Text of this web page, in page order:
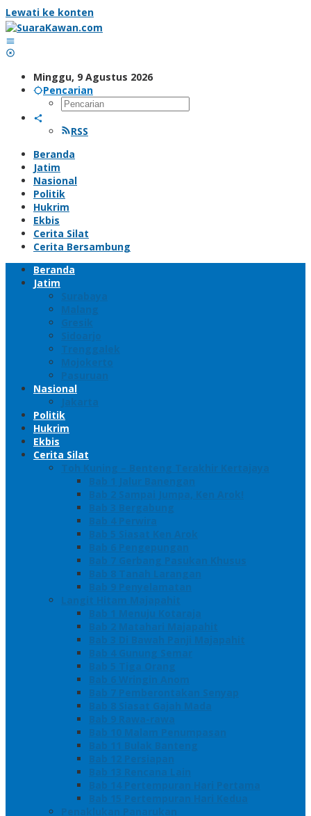
Lewati ke konten
Minggu, 9 Agustus 2026
Pencarian
RSS
Beranda
Jatim
Nasional
Politik
Hukrim
Ekbis
Cerita Silat
Cerita Bersambung
Beranda
Jatim
Surabaya
Malang
Gresik
Sidoarjo
Trenggalek
Mojokerto
Pasuruan
Nasional
Jakarta
Politik
Hukrim
Ekbis
Cerita Silat
Toh Kuning – Benteng Terakhir Kertajaya
Bab 1 Jalur Banengan
Bab 2 Sampai Jumpa, Ken Arok!
Bab 3 Bergabung
Bab 4 Perwira
Bab 5 Siasat Ken Arok
Bab 6 Pengepungan
Bab 7 Gerbang Pasukan Khusus
Bab 8 Tanah Larangan
Bab 9 Penyelamatan
Langit Hitam Majapahit
Bab 1 Menuju Kotaraja
Bab 2 Matahari Majapahit
Bab 3 Di Bawah Panji Majapahit
Bab 4 Gunung Semar
Bab 5 Tiga Orang
Bab 6 Wringin Anom
Bab 7 Pemberontakan Senyap
Bab 8 Siasat Gajah Mada
Bab 9 Rawa-rawa
Bab 10 Malam Penumpasan
Bab 11 Bulak Banteng
Bab 12 Persiapan
Bab 13 Rencana Lain
Bab 14 Pertempuran Hari Pertama
Bab 15 Pertempuran Hari Kedua
Penaklukan Panarukan